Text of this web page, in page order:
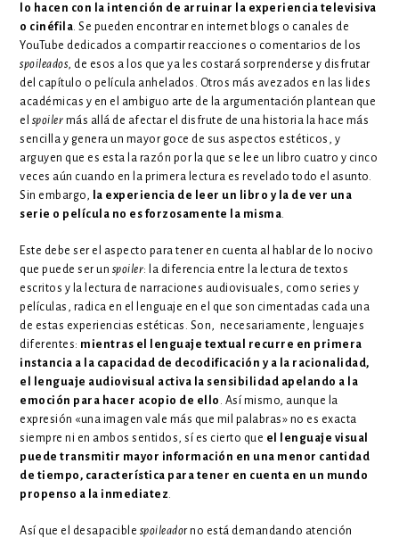
lo hacen con la intención de arruinar la experiencia televisiva
o cinéfila. Se pueden encontrar en internet blogs o canales de
YouTube dedicados a compartir reacciones o comentarios de los
spoileados, de esos a los que ya les costará sorprenderse y disfrutar
del capítulo o película anhelados. Otros más avezados en las lides
académicas y en el ambiguo arte de la argumentación plantean que
el spoiler más allá de afectar el disfrute de una historia la hace más
sencilla y genera un mayor goce de sus aspectos estéticos, y
arguyen que es esta la razón por la que se lee un libro cuatro y cinco
veces aún cuando en la primera lectura es revelado todo el asunto.
Sin embargo,
la experiencia de leer un libro y la de ver una
serie o película no es forzosamente la misma.
Este debe ser el aspecto para tener en cuenta al hablar de lo nocivo
que puede ser un spoiler: la diferencia entre la lectura de textos
escritos y la lectura de narraciones audiovisuales, como series y
películas, radica en el lenguaje en el que son cimentadas cada una
de estas experiencias estéticas. Son, necesariamente, lenguajes
diferentes: mientras el lenguaje textual recurre en primera
instancia a la capacidad de decodificación y a la racionalidad,
el lenguaje audiovisual activa la sensibilidad apelando a la
emoción para hacer acopio de ello . Así mismo, aunque la
expresión «una imagen vale más que mil palabras» no es exacta
siempre ni en ambos sentidos, sí es cierto que el lenguaje visual
puede transmitir mayor información en una menor cantidad
de tiempo, característica para tener en cuenta en un mundo
propenso a la inmediatez.
Así que el desapacible spoileador no está demandando atención